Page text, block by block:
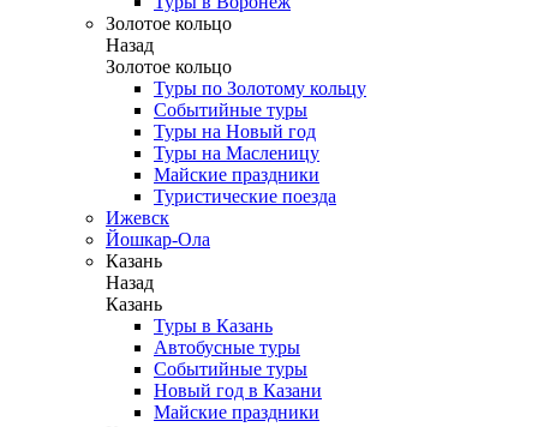
Золотое кольцо
Назад
Золотое кольцо
Туры по Золотому кольцу
Событийные туры
Туры на Новый год
Туры на Масленицу
Майские праздники
Туристические поезда
Ижевск
Йошкар-Ола
Казань
Назад
Казань
Туры в Казань
Автобусные туры
Событийные туры
Новый год в Казани
Майские праздники